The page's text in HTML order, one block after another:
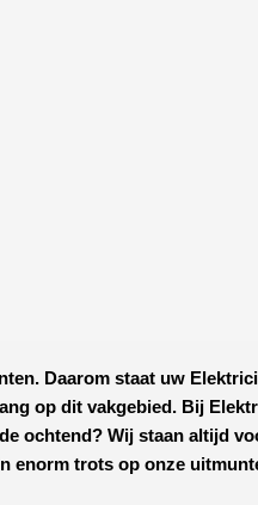
Daarom staat uw
op dit vakgebied. Bij
ochtend? Wij staan altijd
enorm trots op onze